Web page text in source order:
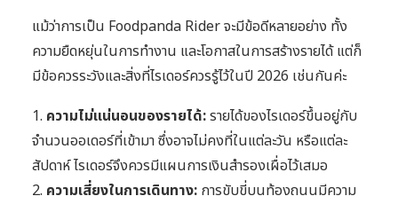
แม้ว่าการเป็น Foodpanda Rider จะมีข้อดีหลายอย่าง ทั้ง
ความยืดหยุ่นในการทำงาน และโอกาสในการสร้างรายได้ แต่ก็
มีข้อควรระวังและสิ่งที่ไรเดอร์ควรรู้ไว้ในปี 2026 เช่นกันค่ะ
1. ความไม่แน่นอนของรายได้:รายได้ของไรเดอร์ขึ้นอยู่กับ
จำนวนออเดอร์ที่เข้ามา ซึ่งอาจไม่คงที่ในแต่ละวัน หรือแต่ละ
สัปดาห์ ไรเดอร์จึงควรมีแผนการเงินสำรองเผื่อไว้เสมอ
2. ความเสี่ยงในการเดินทาง: การขับขี่บนท้องถนนมีความ